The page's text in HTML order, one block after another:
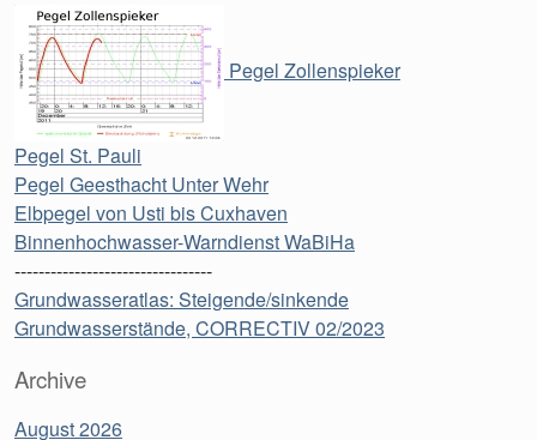
Pegel Zollenspieker
Pegel St. Pauli
Pegel Geesthacht Unter Wehr
Elbpegel von Usti bis Cuxhaven
Binnenhochwasser-Warndienst WaBiHa
---------------------------------
Grundwasseratlas: Steigende/sinkende
Grundwasserstände, CORRECTIV 02/2023
Archive
August 2026